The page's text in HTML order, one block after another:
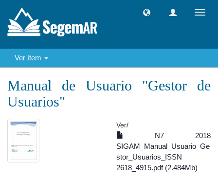
Ver ítem
Manual de Usuario "Gestor de
Usuarios"
Ver/
N7 2018
SIGAM_Manual_Usuario_Ge
stor_Usuarios_ISSN
2618_4915.pdf (2.484Mb)